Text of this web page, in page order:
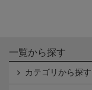
一覧から探す
カテゴリから探す